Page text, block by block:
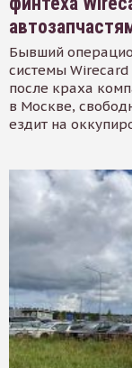
Бывший
системы
после краха
в Москве,
ездит на